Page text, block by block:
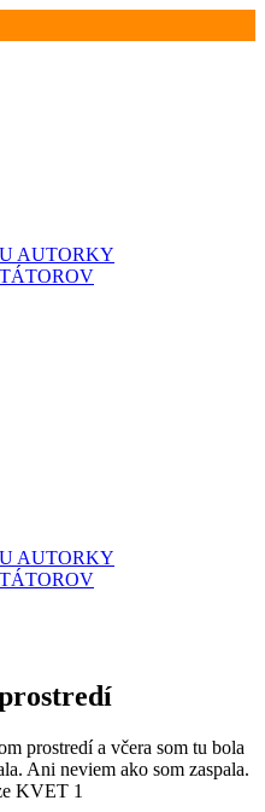
AUTORKY
AUTORKY
prostredí a včera som tu bola
Ani neviem ako som zaspala.
KVET 1